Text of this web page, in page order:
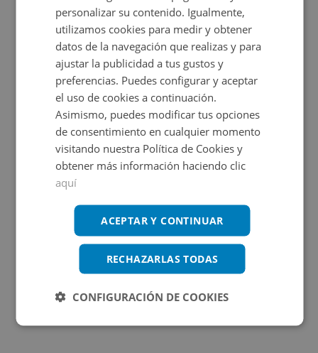
localidad de San Pedro del Pinatar en la provincia de
Murcia. Tiene una superficie de 406 m2.
Certificado energético
Calificación de eficiencia energética
en trámite.
Promociones asociadas
Tu sueño comienza aquí
Ver más inmuebles
El mejor regalo para tu negocio
personalizar su contenido. Igualmente,
utilizamos cookies para medir y obtener
datos de la navegación que realizas y para
ajustar la publicidad a tus gustos y
preferencias. Puedes configurar y aceptar
el uso de cookies a continuación.
Asimismo, puedes modificar tus opciones
de consentimiento en cualquier momento
visitando nuestra Política de Cookies y
obtener más información haciendo clic
aquí
ACEPTAR Y CONTINUAR
RECHAZARLAS TODAS
CONFIGURACIÓN DE COOKIES